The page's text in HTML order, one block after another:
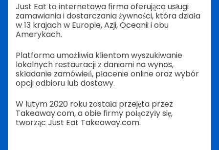
Just Eat to internetowa firma oferująca usługi
zamawiania i dostarczania żywności, która działa
w 13 krajach w Europie, Azji, Oceanii i obu
Amerykach.
Platforma umożliwia klientom wyszukiwanie
lokalnych restauracji z daniami na wynos,
składanie zamówień, płacenie online oraz wybór
opcji odbioru lub dostawy.
W lutym 2020 roku została przejęta przez
Takeaway.com, a obie firmy połączyły się,
tworząc Just Eat Takeaway.com.